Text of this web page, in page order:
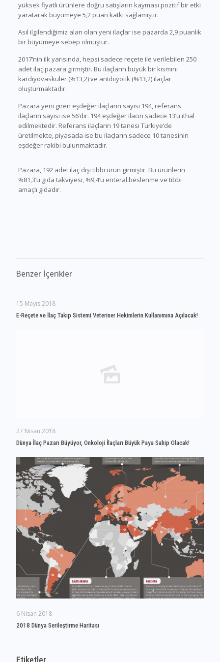
yüksek fiyatlı ürünlere doğru satışların kayması pozitif bir etki
yaratarak büyümeye 5,2 puan katkı sağlamıştır.
Asıl ilgilendiğimiz alan olan yeni ilaçlar ise pazarda 2,9 puanlık
bir büyümeye sebep olmuştur.
2017’nin ilk yarısında, hepsi sadece reçete ile verilebilen 250
adet ilaç pazara girmiştir. Bu ilaçların büyük bir kısmını
kardiyovasküler (%13,2) ve antibiyotik (%13,2) ilaçlar
oluşturmaktadır.
Pazara yeni giren eşdeğer ilaçların sayısı 194, referans
ilaçların sayısı ise 56’dır. 194 eşdeğer ilacın sadece 13’ü ithal
edilmektedir. Referans ilaçların 19 tanesi Türkiye’de
üretilmekte, piyasada ise bu ilaçların sadece 10 tanesinin
eşdeğer rakibi bulunmaktadır.
Pazara, 192 adet ilaç dışı tıbbi ürün girmiştir. Bu ürünlerin
%81,3’ü gıda takviyesi, %9,4’ü enteral beslenme ve tıbbi
amaçlı gıdadır.
Benzer İçerikler
15 Mayıs 2018
E-Reçete ve İlaç Takip Sistemi Veteriner Hekimlerin Kullanımına Açılacak!
27 Nisan 2018
Dünya İlaç Pazarı Büyüyor, Onkoloji İlaçları Büyük Paya Sahip Olacak!
6 Nisan 2018
2018 Dünya Serileştirme Haritası
Etiketler